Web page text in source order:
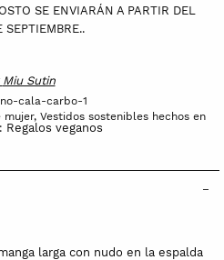
SE ENVIARÁN A PARTIR DEL
SEPTIEMBRE..
Miu Sutin
cala-carbo-1
mujer, Vestidos sostenibles hechos en
Regalos veganos
larga con nudo en la espalda